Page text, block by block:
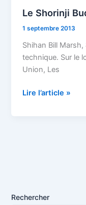
Le Shorinji
1 septembre 2013
Shihan Bill
technique. Sur le
Union, Les
Shorinji
Budo
Union
Lire l’article »
Rechercher